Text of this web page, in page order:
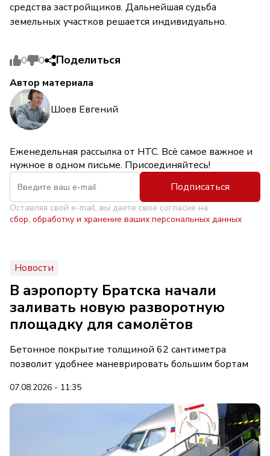
средства застройщиков. Дальнейшая судьба
земельных участков решается индивидуально.
0 0 Поделиться
Автор материала
Шоев Евгений
Еженедельная рассылка от НТС. Всё самое важное и
нужное в одном письме. Присоединяйтесь!
Подписаться
Оставляя свой e-mail, вы даете свое согласие на
сбор, обработку и хранение ваших персональных данных
Новости
В аэропорту Братска начали
заливать новую разворотную
площадку для самолётов
Бетонное покрытие толщиной 62 сантиметра
позволит удобнее маневрировать большим бортам
07.08.2026 - 11:35